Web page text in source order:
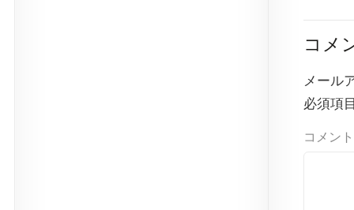
コメ
メール
必須項
コメント